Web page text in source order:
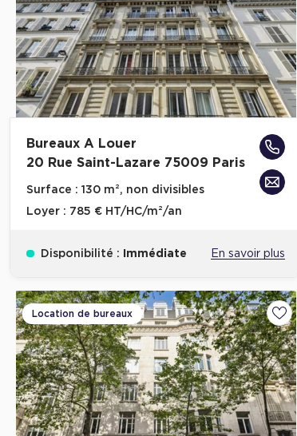
Bureaux A Louer
20 Rue Saint-Lazare 75009 Paris
Surface : 130 m², non divisibles
Loyer : 785 € HT/HC/m²/an
Disponibilité : Immédiate En savoir plus
Location de bureaux